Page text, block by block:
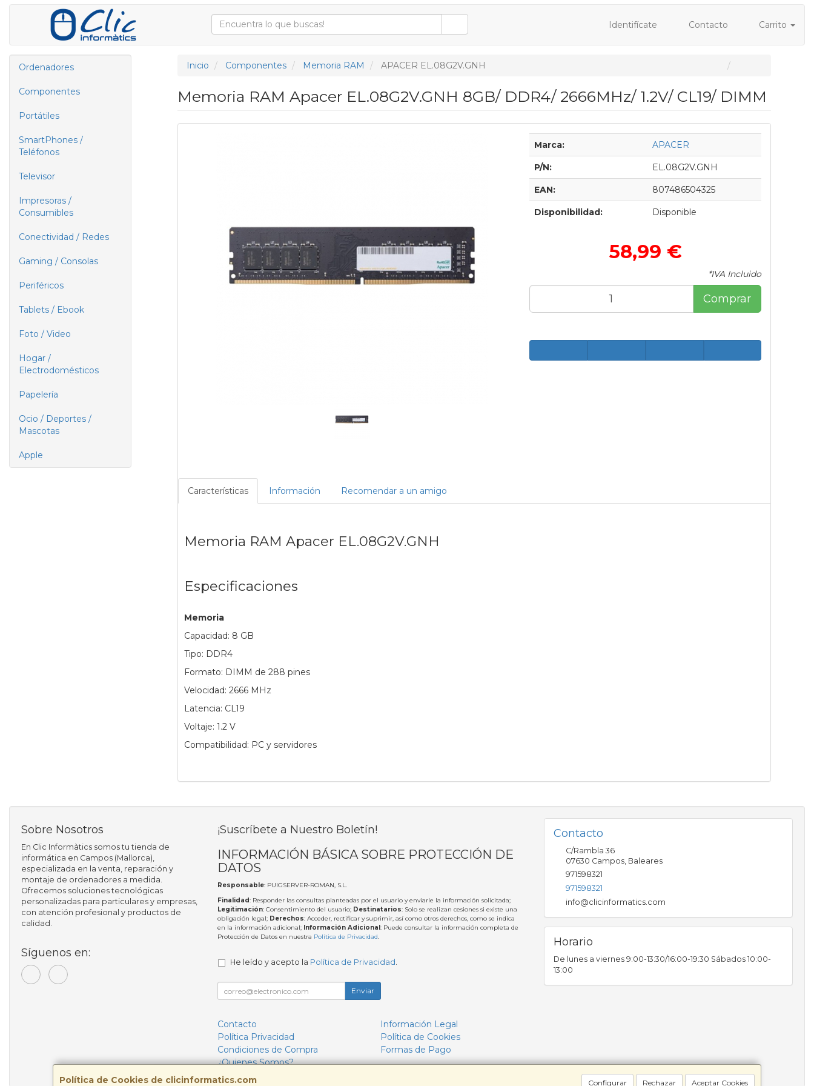
Identifícate Contacto Carrito
Ordenadores
Componentes
Portátiles
SmartPhones /
Teléfonos
Televisor
Impresoras /
Consumibles
Conectividad / Redes
Gaming / Consolas
Periféricos
Tablets / Ebook
Foto / Video
Hogar /
Electrodomésticos
Papelería
Ocio / Deportes /
Mascotas
Apple
Inicio Componentes Memoria RAM APACER EL.08G2V.GNH
Memoria RAM Apacer EL.08G2V.GNH 8GB/ DDR4/ 2666MHz/ 1.2V/ CL19/ DIMM
Marca: APACER
P/N: EL.08G2V.GNH
EAN: 807486504325
Disponibilidad: Disponible
58,99 €
*IVA Incluido
Comprar
Características Información Recomendar a un amigo
Memoria RAM Apacer EL.08G2V.GNH
Especificaciones
Memoria
Capacidad: 8 GB
Tipo: DDR4
Formato: DIMM de 288 pines
Velocidad: 2666 MHz
Latencia: CL19
Voltaje: 1.2 V
Compatibilidad: PC y servidores
Política de Cookies de clicinformatics.com Configurar Rechazar Aceptar Cookies
Sobre Nosotros
En Clic Informàtics somos tu tienda de
informática en Campos (Mallorca),
especializada en la venta, reparación y
montaje de ordenadores a medida.
Ofrecemos soluciones tecnológicas
personalizadas para particulares y empresas,
con atención profesional y productos de
calidad.
Síguenos en:
¡Suscríbete a Nuestro Boletín!
INFORMACIÓN BÁSICA SOBRE PROTECCIÓN DE
DATOS
Responsable: PUIGSERVER-ROMAN, S.L.
Finalidad: Responder las consultas planteadas por el usuario y enviarle la información solicitada;
Legitimación: Consentimiento del usuario; Destinatarios: Solo se realizan cesiones si existe una
obligación legal; Derechos: Acceder, rectificar y suprimir, así como otros derechos, como se indica
en la información adicional; Información Adicional : Puede consultar la información completa de
Protección de Datos en nuestra Política de Privacidad.
He leído y acepto la Política de Privacidad .
Enviar
Contacto
Información Legal
Política Privacidad
Política de Cookies
Condiciones de Compra
Formas de Pago
¿Quienes Somos?
Contacto
C/Rambla 36
07630 Campos, Baleares
971598321
971598321
info@clicinformatics.com
Horario
De lunes a viernes 9:00-13:30/16:00-19:30 Sábados 10:00-
13:00